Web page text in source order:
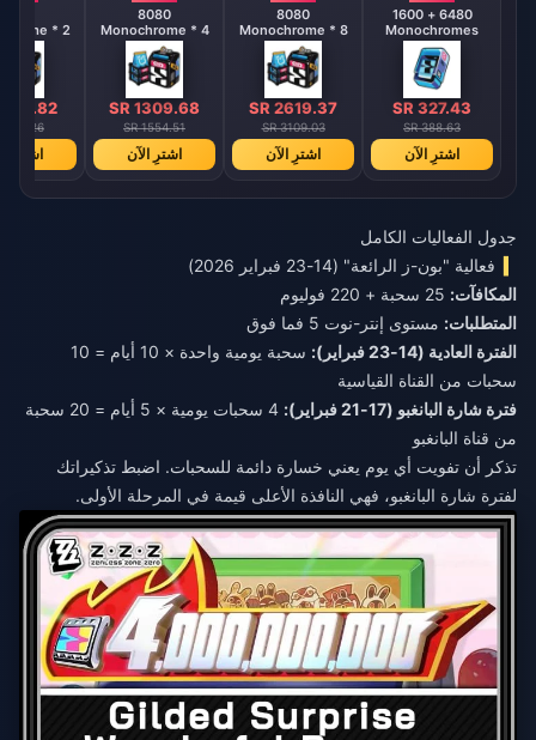
6480 + 1600
Monochromes
SR 327.43
SR 388.63
اشترِ الآن
8080
Monochrome * 8
SR 2619.37
SR 3109.03
اشترِ الآن
8080
Monochrome * 4
SR 1309.68
SR 1554.51
اشترِ الآن
* 2
654.82
777.26
اشترِ
جدول الفعاليات الكامل
فعالية "بون-ز الرائعة" (14-23 فبراير 2026)
المكافآت:
المتطلبات: مستوى إنتر-نوت 5 فما فوق
الفترة العادية (14-23 فبراير):
سحبة يومية واحدة × 10 أيام = 10
سحبات من القناة القياسية
فترة شارة البانغبو (17-21 فبراير):
4 سحبات يومية × 5 أيام = 20 سحبة
من قناة البانغبو
تذكر أن تفويت أي يوم يعني خسارة دائمة للسحبات. اضبط تذكيراتك
لفترة شارة البانغبو، فهي النافذة الأعلى قيمة في المرحلة الأولى.